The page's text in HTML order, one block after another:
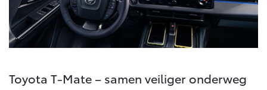
Toyota T-Mate – samen veiliger onderweg